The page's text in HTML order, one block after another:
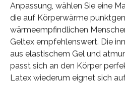
Anpassung, wählen Sie eine
die auf Körperwärme
wärmeempfindlichen
Geltex empfehlenswert. Die
aus elastischem Gel und
passt sich an den Körper
Latex wiederum eignet sich